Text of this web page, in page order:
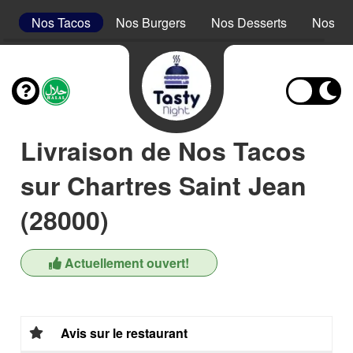
Nos Tacos Nos Burgers Nos Desserts Nos
Livraison de Nos Tacos
sur Chartres Saint Jean
(28000)
Actuellement ouvert!
Avis sur le restaurant